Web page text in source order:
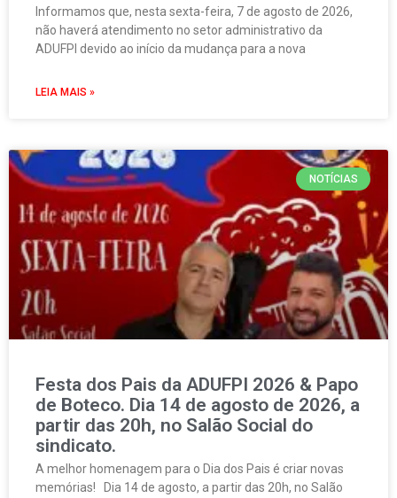
Informamos que, nesta sexta-feira, 7 de agosto de 2026,
não haverá atendimento no setor administrativo da
ADUFPI devido ao início da mudança para a nova
LEIA MAIS »
NOTÍCIAS
Festa dos Pais da ADUFPI 2026 & Papo
de Boteco. Dia 14 de agosto de 2026, a
partir das 20h, no Salão Social do
sindicato.
A melhor homenagem para o Dia dos Pais é criar novas
memórias! Dia 14 de agosto, a partir das 20h, no Salão